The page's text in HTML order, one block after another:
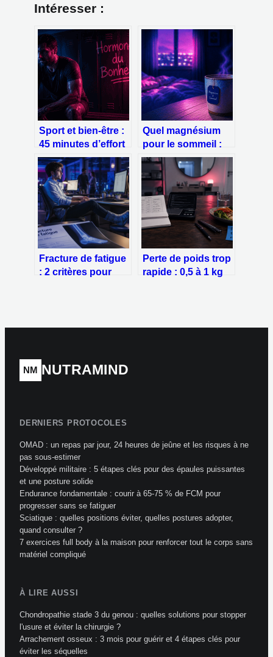
Intéresser :
Sport et bien-être :
45 minutes d’effort
pour multiplier vos
endorphines par
cinq
Quel magnésium
pour le sommeil :
choisir la bonne
forme et éviter les
erreurs
Fracture de fatigue
: 2 critères pour
Perte de poids trop
rapide : 0,5 à 1 kg
NM NUTRAMIND
DERNIERS PROTOCOLES
OMAD : un repas par jour, 24 heures de jeûne et les risques à ne
pas sous-estimer
Développé militaire : 5 étapes clés pour des épaules puissantes
et une posture solide
Endurance fondamentale : courir à 65-75 % de FCM pour
progresser sans se fatiguer
Sciatique : quelles positions éviter, quelles postures adopter,
quand consulter ?
7 exercices full body à la maison pour renforcer tout le corps sans
matériel compliqué
À LIRE AUSSI
Chondropathie stade 3 du genou : quelles solutions pour stopper
l'usure et éviter la chirurgie ?
Arrachement osseux : 3 mois pour guérir et 4 étapes clés pour
éviter les séquelles